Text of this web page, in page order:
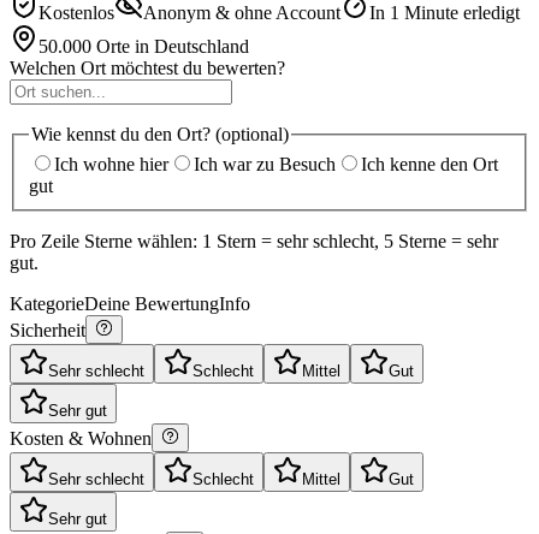
Kostenlos Anonym & ohne Account
In 1 Minute erledigt
50.000 Orte in Deutschland
Welchen Ort möchtest du bewerten?
Wie kennst du den Ort? (optional)
Ich wohne hier
Ich war zu Besuch
Ich kenne den Ort
gut
Pro Zeile Sterne wählen: 1 Stern = sehr schlecht, 5 Sterne = sehr
gut.
KategorieDeine BewertungInfo
Sicherheit
Sehr schlecht Schlecht Mittel Gut
Sehr gut
Kosten & Wohnen
Sehr schlecht Schlecht Mittel Gut
Sehr gut